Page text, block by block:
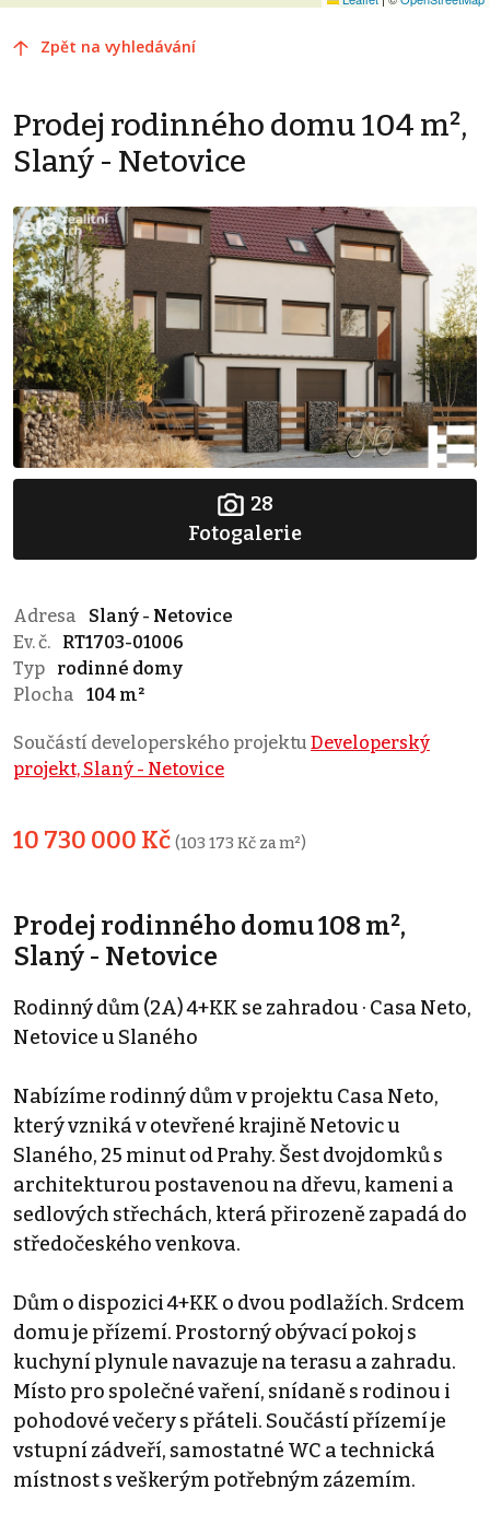
Zpět na vyhledávání
Prodej rodinného domu 104 m²,
Slaný - Netovice
28
Fotogalerie
Adresa
Slaný - Netovice
Ev. č.
RT1703-01006
Typ
rodinné domy
Plocha
104 m²
Součástí developerského projektu Developerský
projekt, Slaný - Netovice
10 730 000 Kč (103 173 Kč za m²)
Prodej rodinného domu 108 m²,
Slaný - Netovice
Rodinný dům (2A) 4+KK se zahradou · Casa Neto,
Netovice u Slaného
Nabízíme rodinný dům v projektu Casa Neto,
který vzniká v otevřené krajině Netovic u
Slaného, 25 minut od Prahy. Šest dvojdomků s
architekturou postavenou na dřevu, kameni a
sedlových střechách, která přirozeně zapadá do
středočeského venkova.
Dům o dispozici 4+KK o dvou podlažích. Srdcem
domu je přízemí. Prostorný obývací pokoj s
kuchyní plynule navazuje na terasu a zahradu.
Místo pro společné vaření, snídaně s rodinou i
pohodové večery s přáteli. Součástí přízemí je
vstupní zádveří, samostatné WC a technická
místnost s veškerým potřebným zázemím.